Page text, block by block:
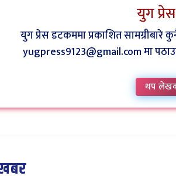
युग
युग प्रेस डटकममा प्रकाशित
yugpress9123@gmail.com मा
थप